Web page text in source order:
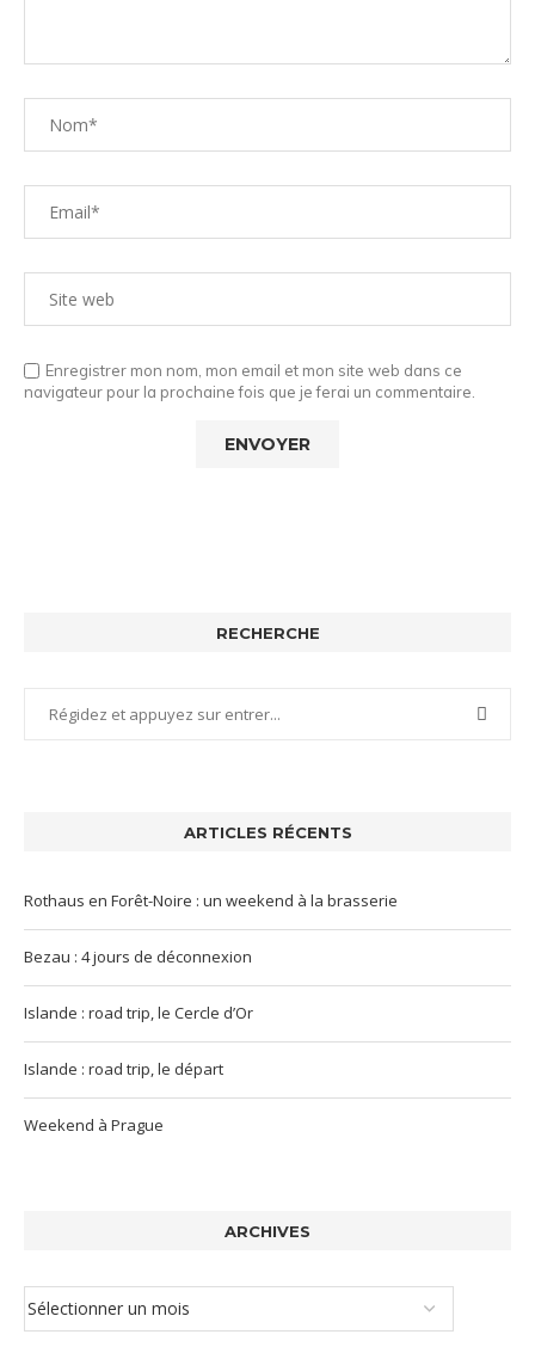
Enregistrer mon nom, mon email et mon site web dans ce
navigateur pour la prochaine fois que je ferai un commentaire.
RECHERCHE
ARTICLES RÉCENTS
Rothaus en Forêt-Noire : un weekend à la brasserie
Bezau : 4 jours de déconnexion
Islande : road trip, le Cercle d’Or
Islande : road trip, le départ
Weekend à Prague
ARCHIVES